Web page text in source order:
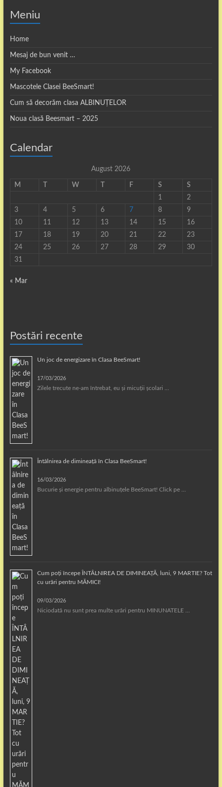
Meniu
Home
Mesaj de bun venit …
My Facebook
Mascotele Clasei BeeSmart!
Cum să decorăm clasa ALBINUȚELOR
Noua clasă Beesmart – 2025
Calendar
August 2026
M W F S
S
1
2
3
4 5 6 7 8
9
10
11 12 13 14 15
16
17
18 19 20 21 22
23
24
25 26 27 28 29
30
31
« Mar
Postări recente
Un joc de energizare în Clasa BeeSmart!
17/03/2026
Zilele trecute ne-am întrebat, eu și micuții școlari …
Întâlnirea de dimineață în Clasa BeeSmart!
16/03/2026
Bucurie și energie pentru albinuțele BeeSmart! Click pe …
Cum poți începe ÎNTÂLNIREA DE DIMINEAȚĂ, luni, 9 MARTIE? Tot
cu urări pentru MĂMICI!
09/03/2026
Niciodată nu sunt prea multe urări pentru MINUNATELE …